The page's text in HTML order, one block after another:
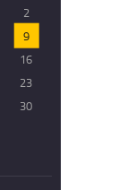
2
9
16
23
30